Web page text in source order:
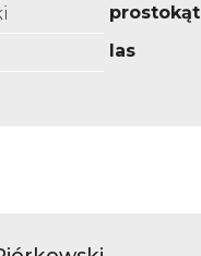
prostokąt
las